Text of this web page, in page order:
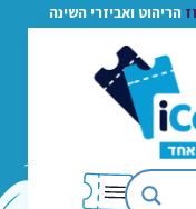
הריהוט ואביזרי השינה